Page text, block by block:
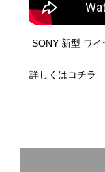
SONY 新型 ワイ
詳しくはコチラ